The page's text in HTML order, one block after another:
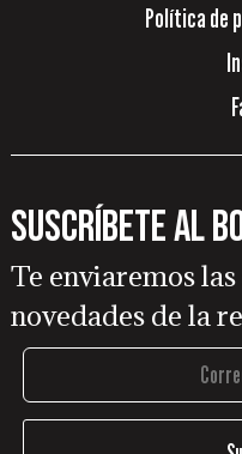
Política de
Suscríbete al
Te enviaremos
novedades de la